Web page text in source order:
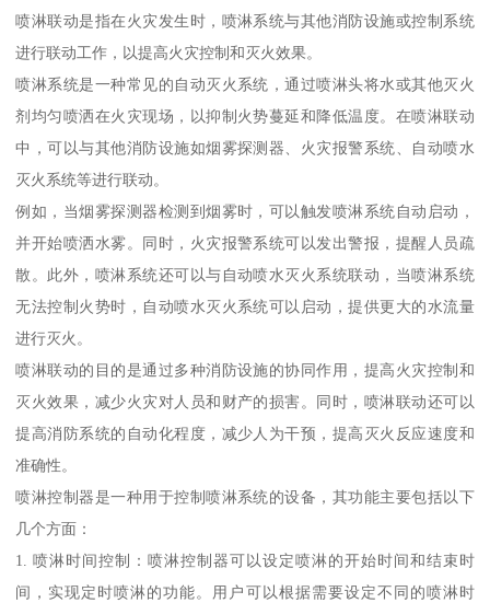
喷淋联动是指在火灾发生时，喷淋系统与其他消防设施或控制系统
进行联动工作，以提高火灾控制和灭火效果。
喷淋系统是一种常见的自动灭火系统，通过喷淋头将水或其他灭火
剂均匀喷洒在火灾现场，以抑制火势蔓延和降低温度。在喷淋联动
中，可以与其他消防设施如烟雾探测器、火灾报警系统、自动喷水
灭火系统等进行联动。
例如，当烟雾探测器检测到烟雾时，可以触发喷淋系统自动启动，
并开始喷洒水雾。同时，火灾报警系统可以发出警报，提醒人员疏
散。此外，喷淋系统还可以与自动喷水灭火系统联动，当喷淋系统
无法控制火势时，自动喷水灭火系统可以启动，提供更大的水流量
进行灭火。
喷淋联动的目的是通过多种消防设施的协同作用，提高火灾控制和
灭火效果，减少火灾对人员和财产的损害。同时，喷淋联动还可以
提高消防系统的自动化程度，减少人为干预，提高灭火反应速度和
准确性。
喷淋控制器是一种用于控制喷淋系统的设备，其功能主要包括以下
几个方面：
1. 喷淋时间控制：喷淋控制器可以设定喷淋的开始时间和结束时
间，实现定时喷淋的功能。用户可以根据需要设定不同的喷淋时